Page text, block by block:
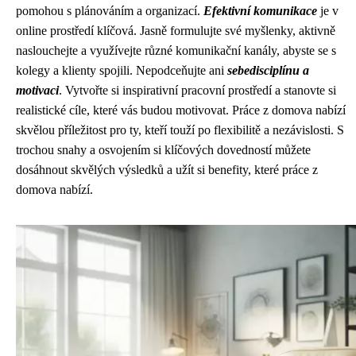
pomohou s plánováním a organizací. Efektivní komunikace je v
online prostředí klíčová. Jasně formulujte své myšlenky, aktivně
naslouchejte a využívejte různé komunikační kanály, abyste se s
kolegy a klienty spojili. Nepodceňujte ani sebedisciplínu a
motivaci. Vytvořte si inspirativní pracovní prostředí a stanovte si
realistické cíle, které vás budou motivovat. Práce z domova nabízí
skvělou příležitost pro ty, kteří touží po flexibilitě a nezávislosti. S
trochou snahy a osvojením si klíčových dovedností můžete
dosáhnout skvělých výsledků a užít si benefity, které práce z
domova nabízí.